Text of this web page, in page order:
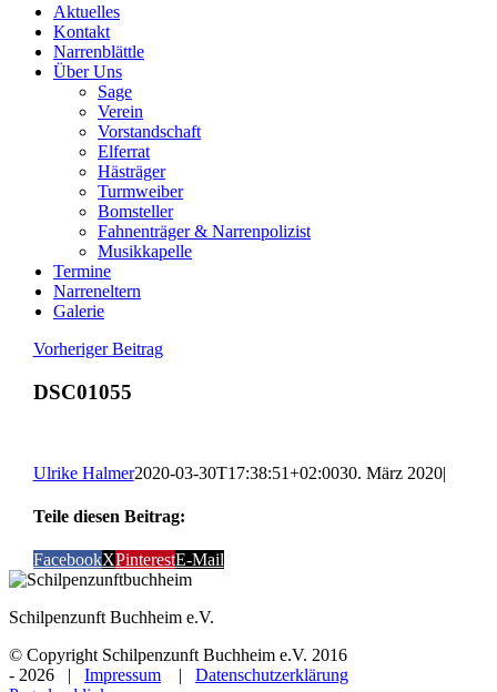
Aktuelles
Kontakt
Narrenblättle
Über Uns
Sage
Verein
Vorstandschaft
Elferrat
Hästräger
Turmweiber
Bomsteller
Fahnenträger & Narrenpolizist
Musikkapelle
Termine
Narreneltern
Galerie
Vorheriger Beitrag
DSC01055
Ulrike Halmer2020-03-30T17:38:51+02:0030. März 2020|
Teile diesen Beitrag:
FacebookXPinterestE-Mail
Schilpenzunft Buchheim e.V.
© Copyright Schilpenzunft Buchheim e.V. 2016
- 2026 | Impressum | Datenschutzerklärung